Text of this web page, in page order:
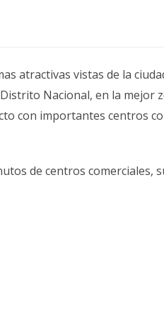
atractivas vistas de la
Nacional, en la mejor
con importantes centros
de centros comerciales,